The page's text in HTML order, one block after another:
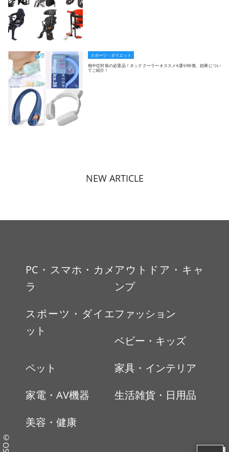
スポーツ・ダイエット
熱中症対策の必需品！ネッククーラーオススメ6選や特徴、効果につい
てご紹介！
NEW ARTICLE
PC・スマホ・カメ
ラ
アウトドア・キャ
ンプ
スポーツ・ダイエ
ット
ファッション
ベビー・キッズ
ペット
家具・インテリア
家電・AV機器
生活雑貨・日用品
美容・健康